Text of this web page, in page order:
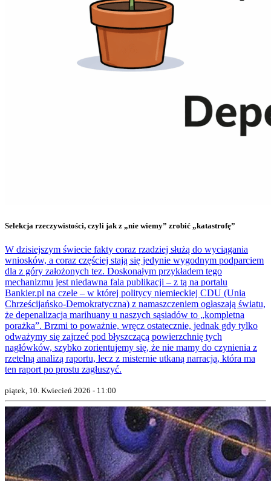
Selekcja rzeczywistości, czyli jak z „nie wiemy” zrobić „katastrofę”
W dzisiejszym świecie fakty coraz rzadziej służą do wyciągania
wniosków, a coraz częściej stają się jedynie wygodnym podparciem
dla z góry założonych tez. Doskonałym przykładem tego
mechanizmu jest niedawna fala publikacji – z tą na portalu
Bankier.pl na czele – w której politycy niemieckiej CDU (Unia
Chrześcijańsko-Demokratyczna) z namaszczeniem ogłaszają światu,
że depenalizacja marihuany u naszych sąsiadów to „kompletna
porażka”. Brzmi to poważnie, wręcz ostatecznie, jednak gdy tylko
odważymy się zajrzeć pod błyszczącą powierzchnię tych
nagłówków, szybko zorientujemy się, że nie mamy do czynienia z
rzetelną analizą raportu, lecz z misternie utkaną narracją, która ma
ten raport po prostu zagłuszyć.
piątek, 10. Kwiecień 2026 - 11:00